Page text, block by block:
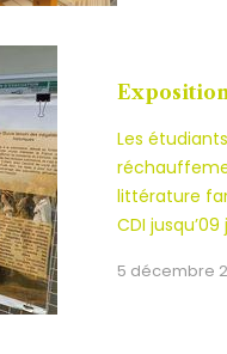
Les
littérature
CDI jusqu’09
5 décembre